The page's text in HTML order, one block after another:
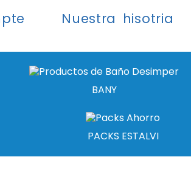
Nuestra hisotria
BANY
PACKS ESTALVI